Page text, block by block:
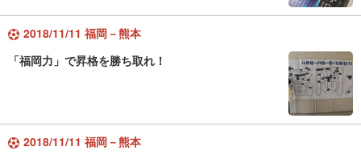
2018/11/11 福岡－熊本
「福岡力」で昇格を勝ち取れ！
2018/11/11 福岡－熊本